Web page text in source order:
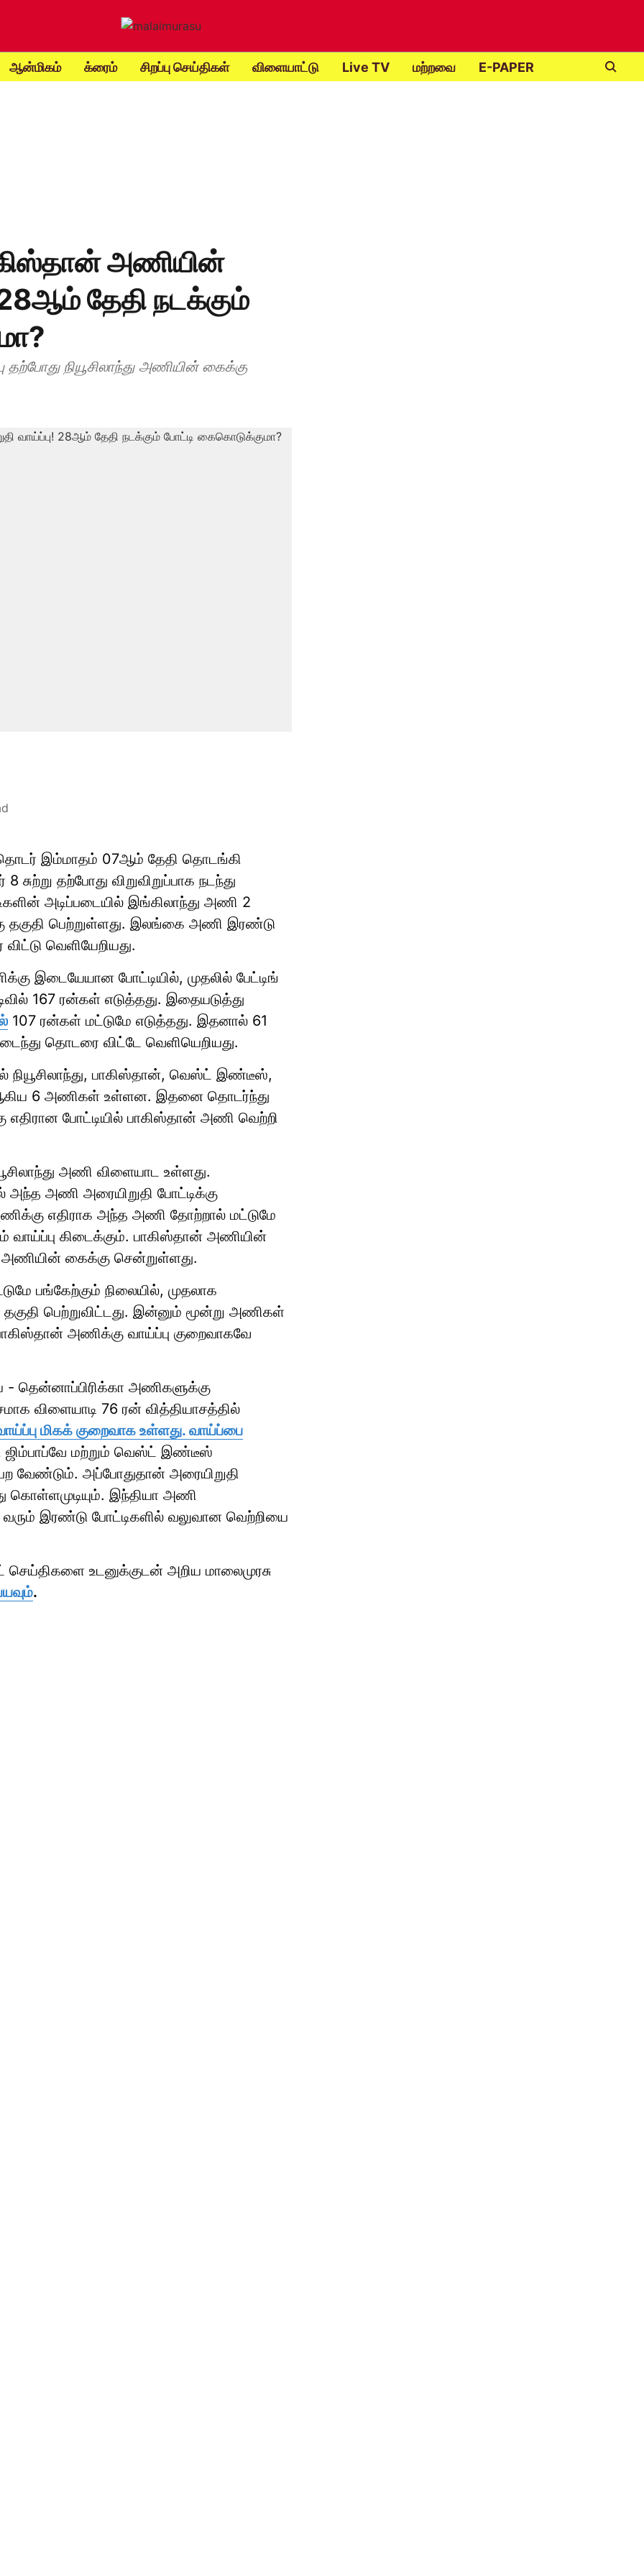
ஆன்மிகம் க்ரைம் சிறப்பு செய்திகள் விளையாட்டு Live TV மற்றவை E-PAPER
அணியின்
தேதி நடக்கும்
நியூசிலாந்து அணியின் கைக்கு
தொடர் இம்மாதம் 07ஆம் தேதி தொடங்கி
தற்போது விறுவிறுப்பாக நடந்து
அடிப்படையில் இங்கிலாந்து அணி 2
தகுதி பெற்றுள்ளது. இலங்கை அணி இரண்டு
வெளியேறியது.
இடையேயான போட்டியில், முதலில் பேட்டிங்
167 ரன்கள் எடுத்தது. இதையடுத்து
107 ரன்கள் மட்டுமே எடுத்தது. இதனால் 61
தொடரை விட்டே வெளியெறியது.
நியூசிலாந்து, பாகிஸ்தான், வெஸ்ட் இண்டீஸ்,
ஆகிய 6 அணிகள் உள்ளன. இதனை தொடர்ந்து
போட்டியில் பாகிஸ்தான் அணி வெற்றி
அணி விளையாட உள்ளது.
அந்த அணி அரையிறுதி போட்டிக்கு
எதிராக அந்த அணி தோற்றால் மட்டுமே
வாய்ப்பு கிடைக்கும். பாகிஸ்தான் அணியின்
அணியின் கைக்கு சென்றுள்ளது.
பங்கேற்கும் நிலையில், முதலாக
பெற்றுவிட்டது. இன்னும் மூன்று அணிகள்
அணிக்கு வாய்ப்பு குறைவாகவே
- தென்னாப்பிரிக்கா அணிகளுக்கு
விளையாடி 76 ரன் வித்தியாசத்தில்
மிகக் குறைவாக உள்ளது. வாய்ப்பை
மற்றும் வெஸ்ட் இண்டீஸ்
வேண்டும். அப்போதுதான் அரையிறுதி
கொள்ளமுடியும். இந்தியா அணி
இரண்டு போட்டிகளில் வலுவான வெற்றியை
உடனுக்குடன் அறிய மாலைமுரசு
.